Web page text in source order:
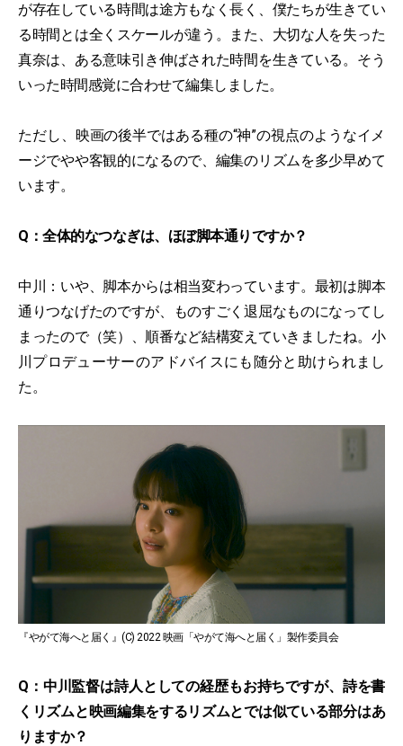
が存在している時間は途方もなく長く、僕たちが生きてい
る時間とは全くスケールが違う。また、大切な人を失った
真奈は、ある意味引き伸ばされた時間を生きている。そう
いった時間感覚に合わせて編集しました。
ただし、映画の後半ではある種の“神”の視点のようなイメ
ージでやや客観的になるので、編集のリズムを多少早めて
います。
Q：全体的なつなぎは、ほぼ脚本通りですか？
中川：いや、脚本からは相当変わっています。最初は脚本
通りつなげたのですが、ものすごく退屈なものになってし
まったので（笑）、順番など結構変えていきましたね。小
川プロデューサーのアドバイスにも随分と助けられまし
た。
『やがて海へと届く』(C) 2022 映画「やがて海へと届く」製作委員会
Q：中川監督は詩人としての経歴もお持ちですが、詩を書
くリズムと映画編集をするリズムとでは似ている部分はあ
りますか？